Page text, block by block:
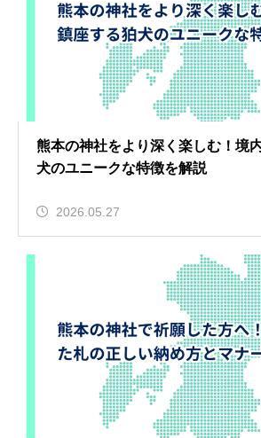
熊本の神社をより深く楽しむ！境
犬のユニークな特徴を解説
2026.05.27